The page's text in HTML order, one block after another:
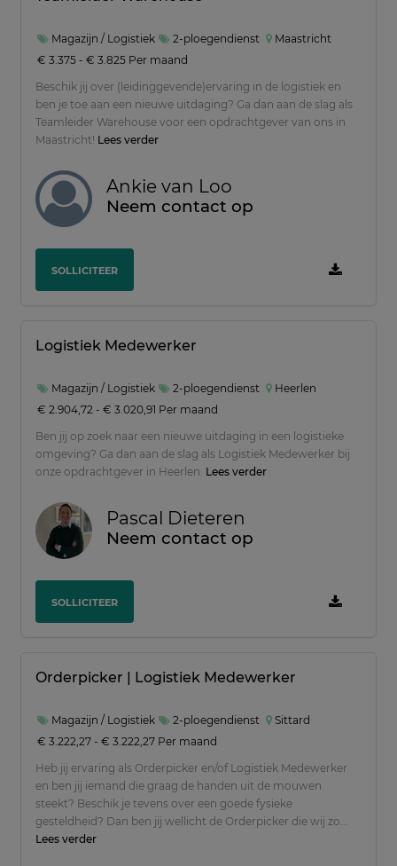
Magazijn / Logistiek 2-ploegendienst
Maastricht
€ 3.375 - € 3.825 Per maand
Beschik jij over (leidinggevende)ervaring in de logistiek en
ben je toe aan een nieuwe uitdaging? Ga dan aan de slag als
Teamleider Warehouse voor een opdrachtgever van ons in
Maastricht! Lees verder
Ankie van Loo
Neem contact op
SOLLICITEER
Logistiek Medewerker
Magazijn / Logistiek 2-ploegendienst
Heerlen
€ 2.904,72 - € 3.020,91 Per maand
Ben jij op zoek naar een nieuwe uitdaging in een logistieke
omgeving? Ga dan aan de slag als Logistiek Medewerker bij
onze opdrachtgever in Heerlen. Lees verder
Pascal Dieteren
Neem contact op
SOLLICITEER
Orderpicker | Logistiek Medewerker
Magazijn / Logistiek 2-ploegendienst
Sittard
€ 3.222,27 - € 3.222,27 Per maand
Heb jij ervaring als Orderpicker en/of Logistiek Medewerker
en ben jij iemand die graag de handen uit de mouwen
steekt? Beschik je tevens over een goede fysieke
gesteldheid? Dan ben jij wellicht de Orderpicker die wij zo...
Lees verder